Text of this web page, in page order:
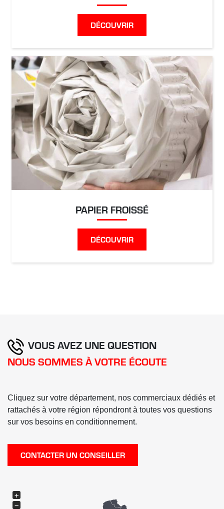
DÉCOUVRIR
PAPIER FROISSÉ
DÉCOUVRIR
VOUS AVEZ UNE QUESTION
NOUS SOMMES À VOTRE ÉCOUTE
Cliquez sur votre département, nos commerciaux dédiés et
rattachés à votre région répondront à toutes vos questions
sur vos besoins en conditionnement.
CONTACTER UN CONSEILLER
+
−